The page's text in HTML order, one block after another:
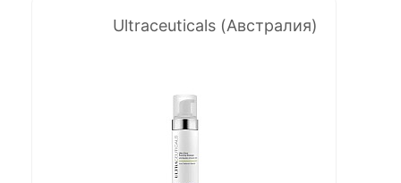
Ultraceuticals (Австралия)